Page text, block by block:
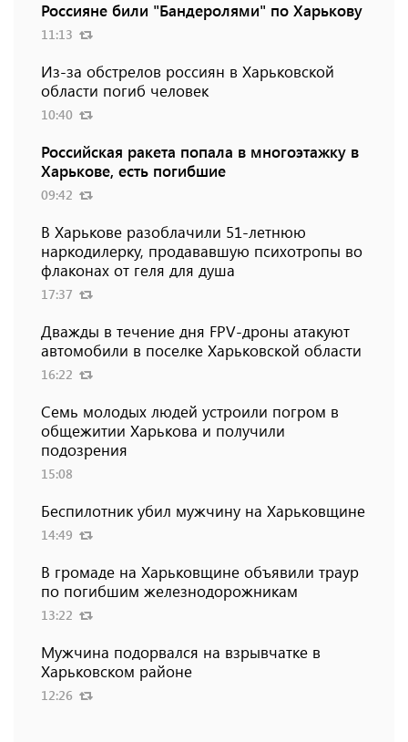
Россияне били "Бандеролями" по Харькову
11:13
Из-за обстрелов россиян в Харьковской
области погиб человек
10:40
Российская ракета попала в многоэтажку в
Харькове, есть погибшие
09:42
В Харькове разоблачили 51-летнюю
наркодилерку, продававшую психотропы во
флаконах от геля для душа
17:37
Дважды в течение дня FPV-дроны атакуют
автомобили в поселке Харьковской области
16:22
Семь молодых людей устроили погром в
общежитии Харькова и получили
подозрения
15:08
Беспилотник убил мужчину на Харьковщине
14:49
В громаде на Харьковщине объявили траур
по погибшим железнодорожникам
13:22
Мужчина подорвался на взрывчатке в
Харьковском районе
12:26